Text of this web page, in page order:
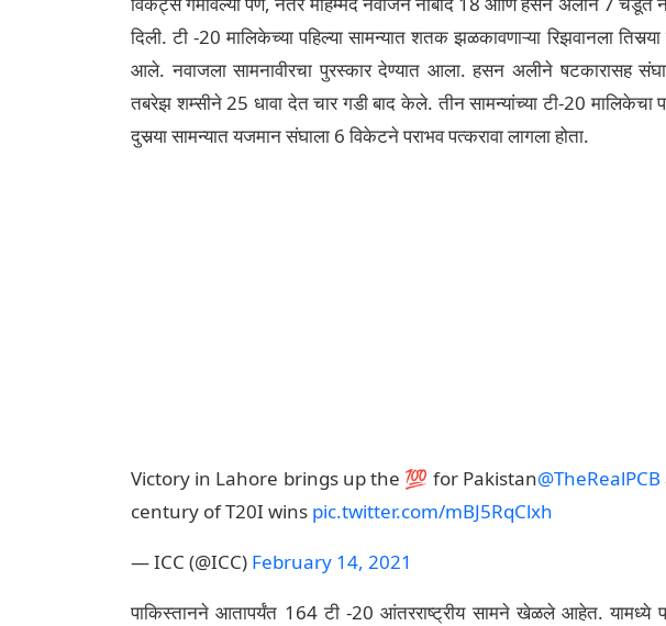
दिली. टी -20 मालिकेच्या पहिल्या सामन्यात शतक झळकावणाऱ्या रिझवानला
आले. नवाजला सामनावीरचा पुरस्कार देण्यात आला. हसन अलीने षटकारासह
तबरेझ शम्सीने 25 धावा देत चार गडी बाद केले. तीन सामन्यांच्या टी-20 मालिकेचा
दुसर्‍या सामन्यात यजमान संघाला 6 विकेटने पराभव पत्करावा लागला होता.
Victory in Lahore brings up the 💯 for Pakistan@TheRealPCB
century of T20I wins pic.twitter.com/mBJ5RqClxh
— ICC (@ICC) February 14, 2021
पाकिस्तानने आतापर्यंत 164 टी -20 आंतरराष्ट्रीय सामने खेळले आहेत.